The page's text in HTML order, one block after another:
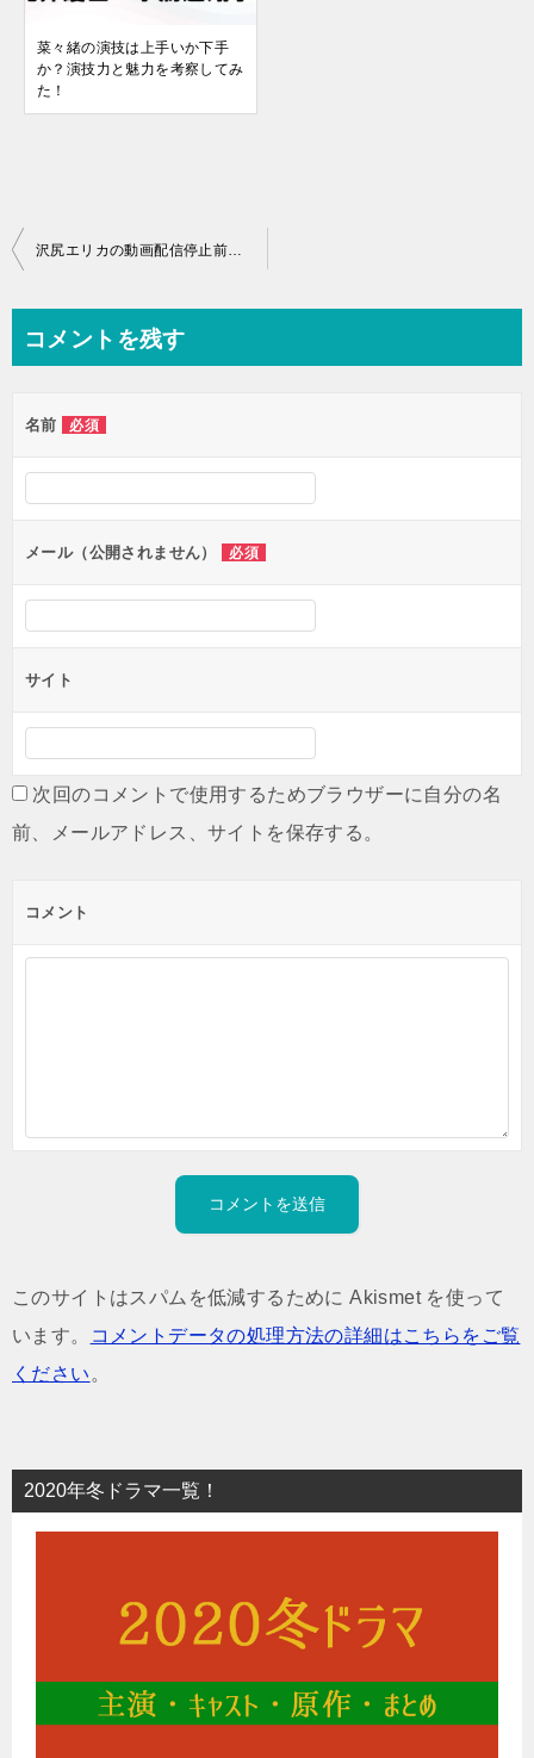
菜々緒の演技は上手いか下手
か？演技力と魅力を考察してみ
た！
投
ビ
ー
シ
ョ
ン
コメントを残す
名前 必須
メール（公開されません） 必須
サイト
次回のコメントで使用するためブラウザーに自分の名
前、メールアドレス、サイトを保存する。
コメント
このサイトはスパムを低減するために Akismet を使って
います。
コメントデータの処理方法の詳細はこちらをご覧
ください 。
2020年冬ドラマ一覧！